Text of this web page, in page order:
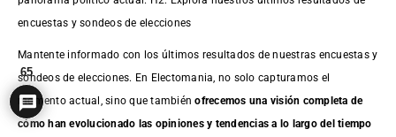
encuestas y sondeos de elecciones
Mantente informado con los últimos resultados de nuestras encuestasy
sondeos de elecciones. En Electomania, no solo capturamos el
momento actual, sino que tambiénofrecemos una visión completa de
cómo han evolucionado las opiniones y tendencias a lo largo del tiempo
65